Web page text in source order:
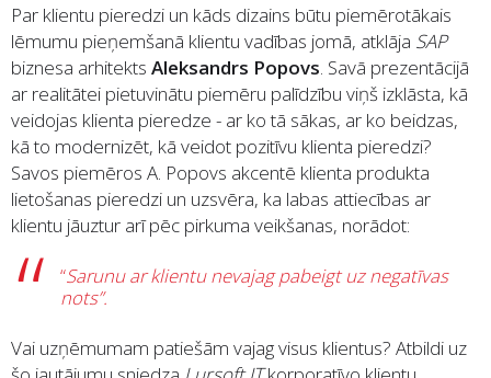
Par klientu pieredzi un kāds dizains būtu piemērotākais
lēmumu pieņemšanā klientu vadības jomā, atklāja SAP
biznesa arhitekts Aleksandrs Popovs. Savā prezentācijā
ar realitātei pietuvinātu piemēru palīdzību viņš izklāsta, kā
veidojas klienta pieredze - ar ko tā sākas, ar ko beidzas,
kā to modernizēt, kā veidot pozitīvu klienta pieredzi?
Savos piemēros A. Popovs akcentē klienta produkta
lietošanas pieredzi un uzsvēra, ka labas attiecības ar
klientu jāuztur arī pēc pirkuma veikšanas, norādot:
“Sarunu ar klientu nevajag pabeigt uz negatīvas
nots”.
Vai uzņēmumam patiešām vajag visus klientus? Atbildi uz